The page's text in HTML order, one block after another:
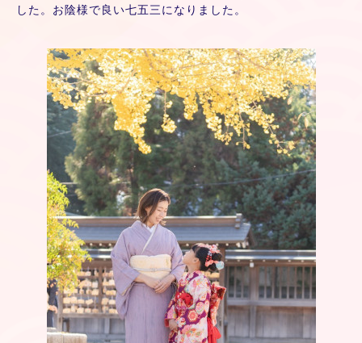
した。 お陰様で良い七五三になりました。